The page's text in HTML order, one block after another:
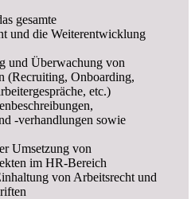
gesamte
und die Weiterentwicklung
und Überwachung von
(Recruiting, Onboarding,
etc.)
-verhandlungen sowie
Umsetzung von
im HR-Bereich
von Arbeitsrecht und